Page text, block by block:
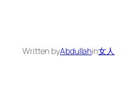
Written byAbdullahin女人